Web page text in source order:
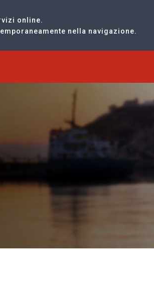
online.
nella navigazione.